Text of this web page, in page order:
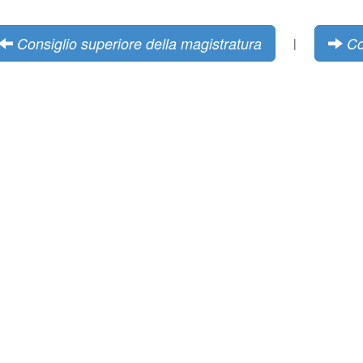
Consiglio superiore della magistratura |